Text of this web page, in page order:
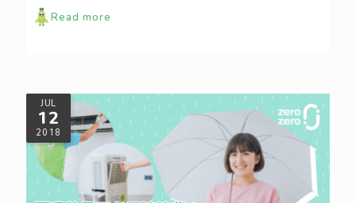
高的國家之一，2300萬的人口當中，機車的數量就超
過1400萬輛，騎機車足以代表台灣的國民文化之一。
Read more
JUL
12
2018